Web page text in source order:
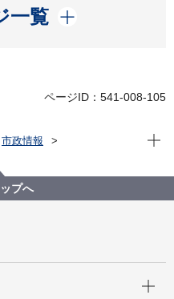
一覧
く
ページID：541-008-105
市政情報
現在
プへ